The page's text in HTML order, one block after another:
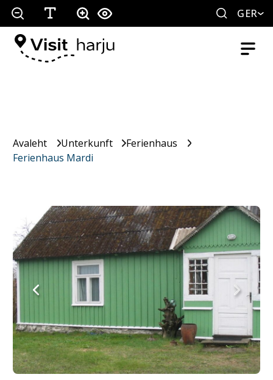
GER
Avaleht Unterkunft
Ferienhaus
Ferienhaus Mardi